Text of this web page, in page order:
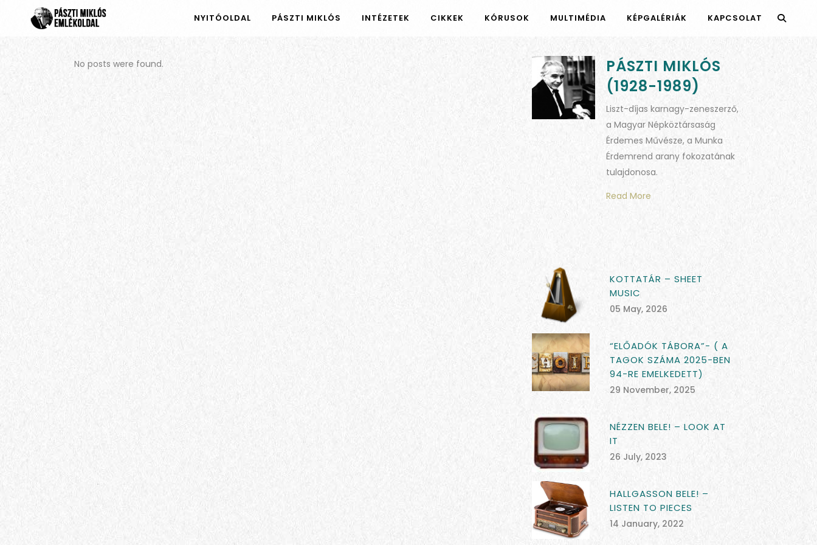
NYITÓOLDAL PÁSZTI MIKLÓS INTÉZETEK CIKKEK KÓRUSOK MULTIMÉDIA KÉPGALÉRIÁK KAPCSOLAT
No posts were found.
PÁSZTI MIKLÓS
(1928-1989)
Liszt-díjas karnagy-zeneszerző,
a Magyar Népköztársaság
Érdemes Művésze, a Munka
Érdemrend arany fokozatának
tulajdonosa.
Read More
KOTTATÁR – SHEET
MUSIC
05 May, 2026
“ELŐADÓK TÁBORA”- ( A
TAGOK SZÁMA 2025-BEN
94-RE EMELKEDETT)
29 November, 2025
NÉZZEN BELE! – LOOK AT
IT
26 July, 2023
HALLGASSON BELE! –
LISTEN TO PIECES
14 January, 2022